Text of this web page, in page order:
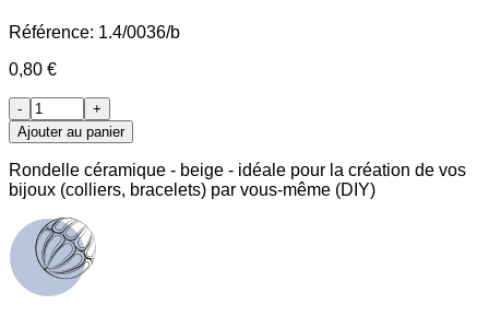
Référence: 1.4/0036/b
0,80 €
-
+
Ajouter au panier
Rondelle céramique - beige - idéale pour la création de vos
bijoux (colliers, bracelets) par vous-même (DIY)